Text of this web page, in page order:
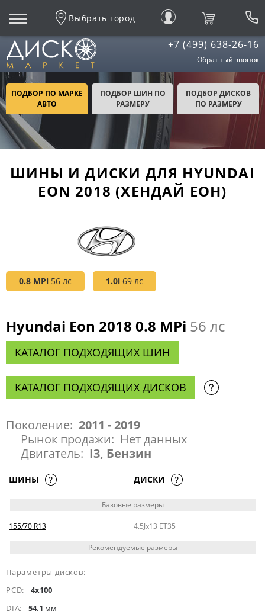
Выбрать город
+7 (499) 638-26-16
Обратный звонок
ПОДБОР ПО МАРКЕ
АВТО
ПОДБОР ШИН ПО
РАЗМЕРУ
ПОДБОР ДИСКОВ
ПО РАЗМЕРУ
ШИНЫ И ДИСКИ ДЛЯ HYUNDAI
EON 2018 (ХЕНДАЙ ЕОН)
0.8 MPi 56 лс 1.0i 69 лс
Hyundai Eon 2018 0.8 MPi 56 лс
КАТАЛОГ ПОДХОДЯЩИХ ШИН
КАТАЛОГ ПОДХОДЯЩИХ ДИСКОВ
Поколение: 2011 - 2019
Рынок продажи: Нет данных
Двигатель: I3, Бензин
ШИНЫ ДИСКИ
Базовые размеры
155/70 R13 4.5Jx13 ET35
Рекомендуемые размеры
Параметры дисков:
PCD:
4x100
DIA:
54.1 мм